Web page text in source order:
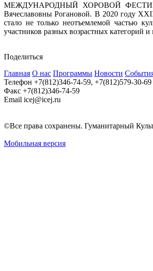
МЕЖДУНАРОДНЫЙ ХОРОВОЙ
Вячеславовны Рогановой. В 2020 году
стало не только неотъемлемой частью
участников разных возрастных категорий
Поделиться
Главная О нас Программы Новости
Телефон +7(812)346-74-59, +7(812)579-30-69
Факс +7(812)346-74-59
Email icej@icej.ru
©Все права сохранены. Гуманитарный
Мобильная версия